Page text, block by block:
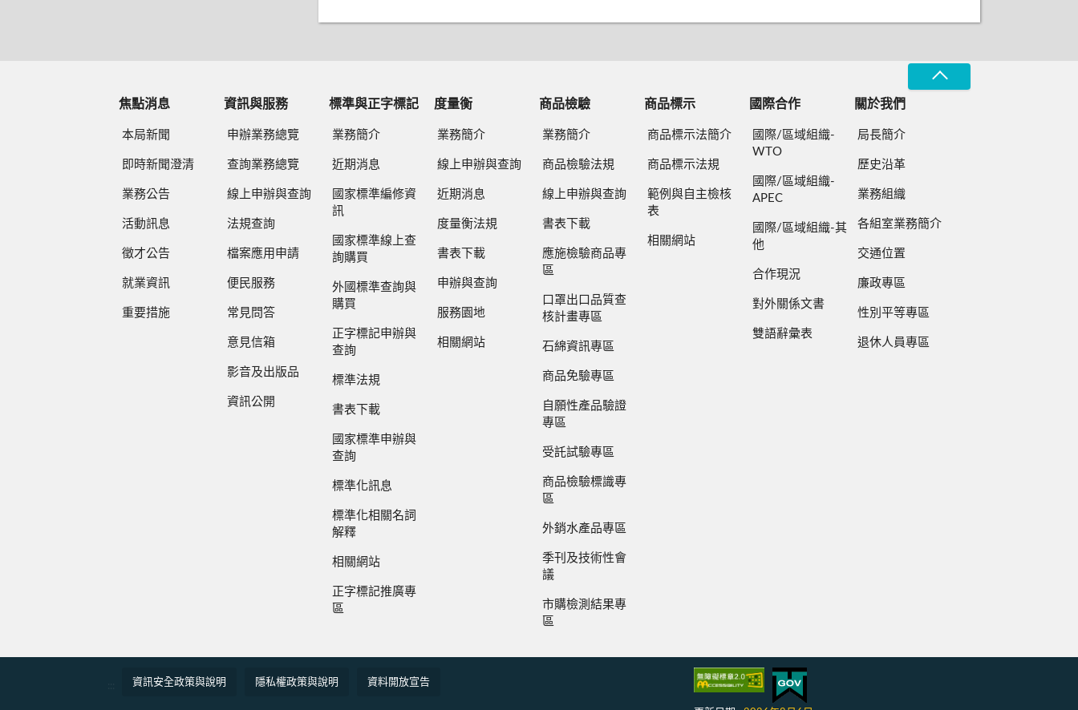
焦點消息
本局新聞
即時新聞澄清
業務公告
活動訊息
徵才公告
就業資訊
重要措施
資訊與服務
申辦業務總覽
查詢業務總覽
線上申辦與查詢
法規查詢
檔案應用申請
便民服務
常見問答
意見信箱
影音及出版品
資訊公開
標準與正字標記
業務簡介
近期消息
國家標準編修資
訊
國家標準線上查
詢購買
外國標準查詢與
購買
正字標記申辦與
查詢
標準法規
書表下載
國家標準申辦與
查詢
標準化訊息
標準化相關名詞
解釋
相關網站
正字標記推廣專
區
度量衡
業務簡介
線上申辦與查詢
近期消息
度量衡法規
書表下載
申辦與查詢
服務園地
相關網站
商品檢驗
業務簡介
商品檢驗法規
線上申辦與查詢
書表下載
應施檢驗商品專
區
口罩出口品質查
核計畫專區
石綿資訊專區
商品免驗專區
自願性產品驗證
專區
受託試驗專區
商品檢驗標識專
區
外銷水產品專區
季刊及技術性會
議
市購檢測結果專
區
商品標示
商品標示法簡介
商品標示法規
範例與自主檢核
表
相關網站
國際合作
國際/區域組織-
WTO
國際/區域組織-
APEC
國際/區域組織-其
他
合作現況
對外關係文書
雙語辭彙表
關於我們
局長簡介
歷史沿革
業務組織
各組室業務簡介
交通位置
廉政專區
性別平等專區
退休人員專區
資訊安全政策與說明 隱私權政策與說明 資料開放宣告